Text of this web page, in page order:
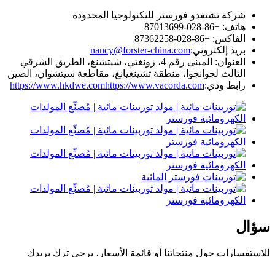
شركة تشنغدو فورستر للتكنولوجيا المحدودة
هاتف: +86-028-87013699
الفاكس: +86-028-87362258
بريد إلكتروني:nancy@forster-china.com
العنوان: المبنى رقم 4، زونغتي، شيتشنغ، الطريق الشرقي
الثالث لجوانجوا، منطقة تشينغيانغ، مقاطعة سيتشوان، الصين
رابط ودي:
https://www.hkdwe.comhttps://www.vacorda.com
سؤال
للاستفسارات حول منتجاتنا أو قائمة الأسعار، يرجى ترك بريدك